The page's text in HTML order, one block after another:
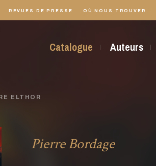
REVUES DE PRESSE OÙ NOUS TROUVER
Catalogue Auteurs
ELTHOR
Pierre Bordage